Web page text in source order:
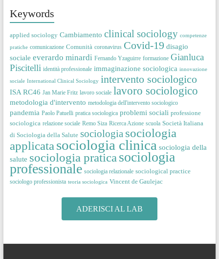
Keywords
applied sociology Cambiamento clinical sociology competenze
pratiche comunicazione Comunità coronavirus Covid-19 disagio
sociale everardo minardi Fernando Yzaguirre formazione Gianluca
Piscitelli identità professionale immaginazione sociologica innovazione
sociale International Clinical Sociology intervento sociologico
ISA RC46 Jan Marie Fritz lavoro sociale lavoro sociologico
metodologia d'intervento metodologia dell'intervento sociologico
pandemia Paolo Patuelli pratica sociologica problemi sociali professione
sociologica relazione sociale Remo Siza Ricerca Azione scuola Società Italiana
di Sociologia della Salute sociologia sociologia
applicata sociologia clinica sociologia della
salute sociologia pratica sociologia
professionale sociologia relazionale sociological practice
sociologo professionista teoria sociologica Vincent de Gaulejac
ADERISCI AL LAB